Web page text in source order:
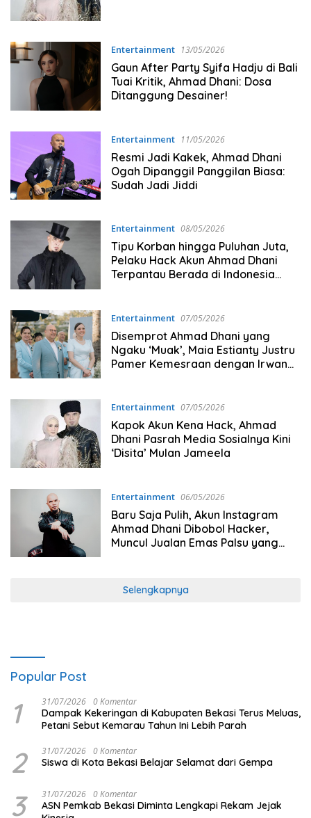
Entertainment 13/05/2026
Gaun After Party Syifa Hadju di Bali
Tuai Kritik, Ahmad Dhani: Dosa
Ditanggung Desainer!
Entertainment 11/05/2026
Resmi Jadi Kakek, Ahmad Dhani
Ogah Dipanggil Panggilan Biasa:
Sudah Jadi Jiddi
Entertainment 08/05/2026
Tipu Korban hingga Puluhan Juta,
Pelaku Hack Akun Ahmad Dhani
Terpantau Berada di Indonesia
Entertainment 07/05/2026
Disemprot Ahmad Dhani yang
Ngaku ‘Muak’, Maia Estianty Justru
Pamer Kemesraan dengan Irwan
Entertainment 07/05/2026
Kapok Akun Kena Hack, Ahmad
Dhani Pasrah Media Sosialnya Kini
‘Disita’ Mulan Jameela
Entertainment 06/05/2026
Baru Saja Pulih, Akun Instagram
Ahmad Dhani Dibobol Hacker,
Muncul Jualan Emas Palsu yang
Selengkapnya
Popular Post
1 31/07/2026 0 Komentar
Dampak Kekeringan di Kabupaten Bekasi Terus Meluas,
Petani Sebut Kemarau Tahun Ini Lebih Parah
2 31/07/2026 0 Komentar
Siswa di Kota Bekasi Belajar Selamat dari Gempa
3 31/07/2026 0 Komentar
ASN Pemkab Bekasi Diminta Lengkapi Rekam Jejak